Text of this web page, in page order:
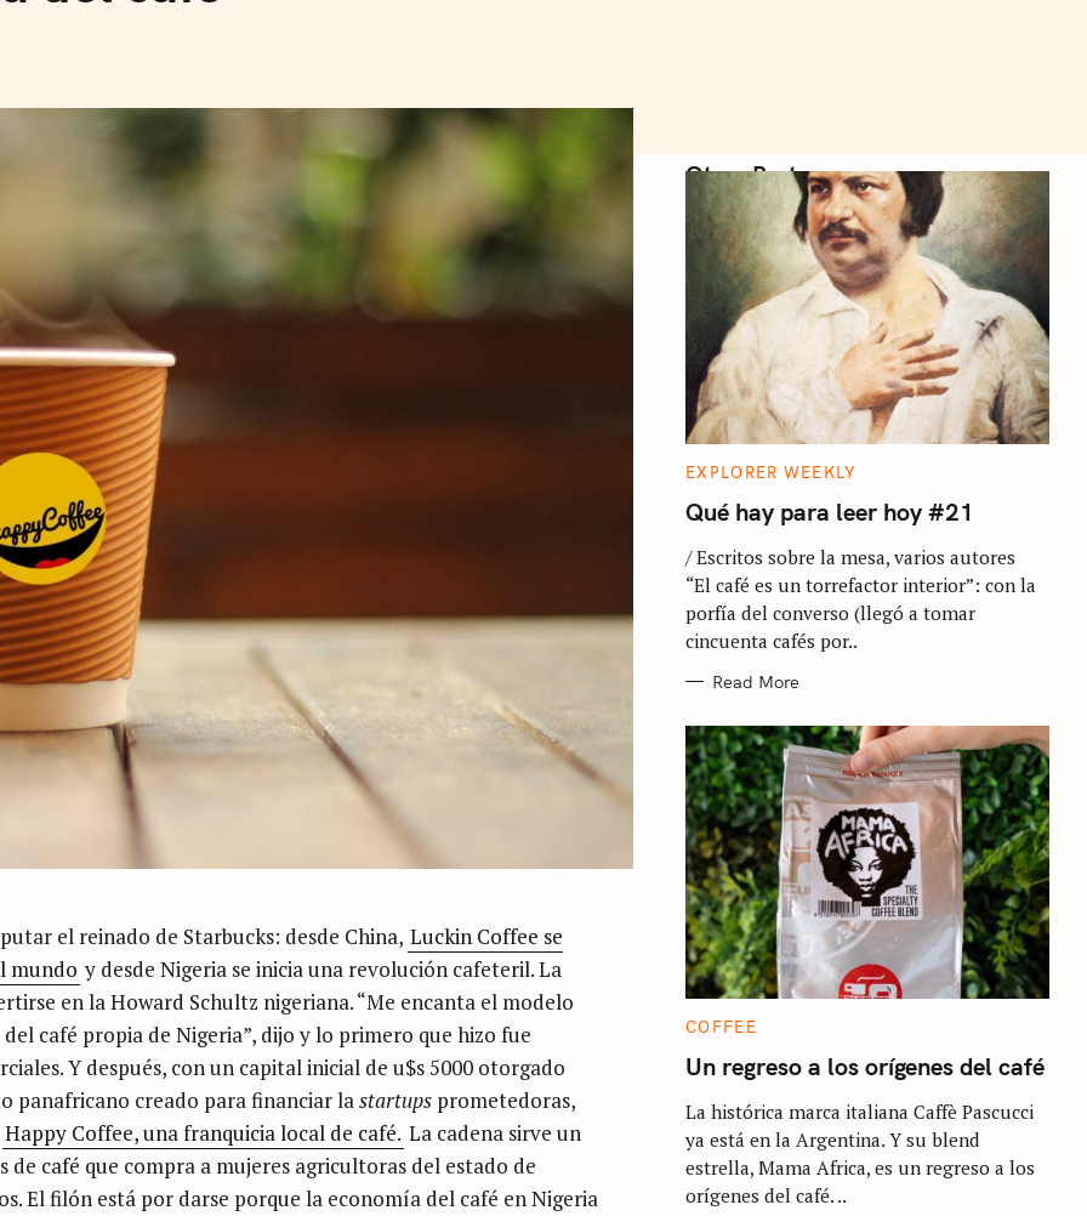
el reinado de Starbucks: desde China, Luckin Coffee se
mundo y desde Nigeria se inicia una revolución cafeteril. La
en la Howard Schultz nigeriana. “Me encanta el modelo
café propia de Nigeria”, dijo y lo primero que hizo fue
Y después, con un capital inicial de u$s 5000 otorgado
panafricano creado para financiar lastartups prometedoras,
Happy Coffee, una franquicia local de café. La cadena sirve un
café que compra a mujeres agricultoras del estado de
El filón está por darse porque la economía del café en Nigeria
Otros Posts
C
T
E
O
R
E
S
EXPLORER WEEKLY
Qué hay para leer hoy #21
/ Escritos sobre la mesa, varios autores
“El café es un torrefactor interior”: con la
porfía del converso (llegó a tomar
cincuenta cafés por..
Read More
C
T
E
O
I
E
S
COFFEE
Un regreso a los orígenes del café
La histórica marca italiana Caffè Pascucci
ya está en la Argentina. Y su blend
estrella, Mama Africa, es un regreso a los
orígenes del café. ..